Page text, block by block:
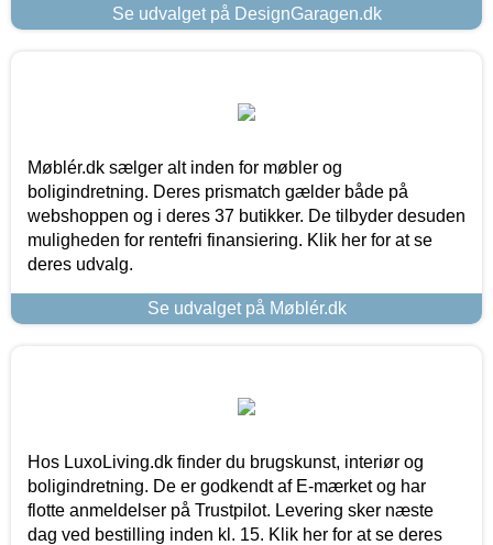
Se udvalget på DesignGaragen.dk
Møblér.dk sælger alt inden for møbler og
boligindretning. Deres prismatch gælder både på
webshoppen og i deres 37 butikker. De tilbyder desuden
muligheden for rentefri finansiering. Klik her for at se
deres udvalg.
Se udvalget på Møblér.dk
Hos LuxoLiving.dk finder du brugskunst, interiør og
boligindretning. De er godkendt af E-mærket og har
flotte anmeldelser på Trustpilot. Levering sker næste
dag ved bestilling inden kl. 15. Klik her for at se deres